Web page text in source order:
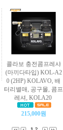
콜라보 충전콤프레샤
(마끼다타입) KOL-A2
0 (2HP) KOLAVO, 배
터리별매, 공구몰, 콤프
레셔, KOLA20
215,000원